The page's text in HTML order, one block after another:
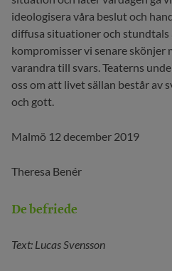
ideologisera våra beslut och
diffusa situationer och stundtals
kompromisser vi senare skönjer
varandra till svars. Teaterns
oss om att livet sällan består av
och gott.
Malmö 12 december 2019
Theresa Benér
De befriede
Text: Lucas Svensson